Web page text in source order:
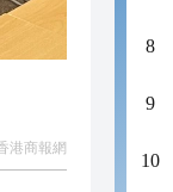
港商報網